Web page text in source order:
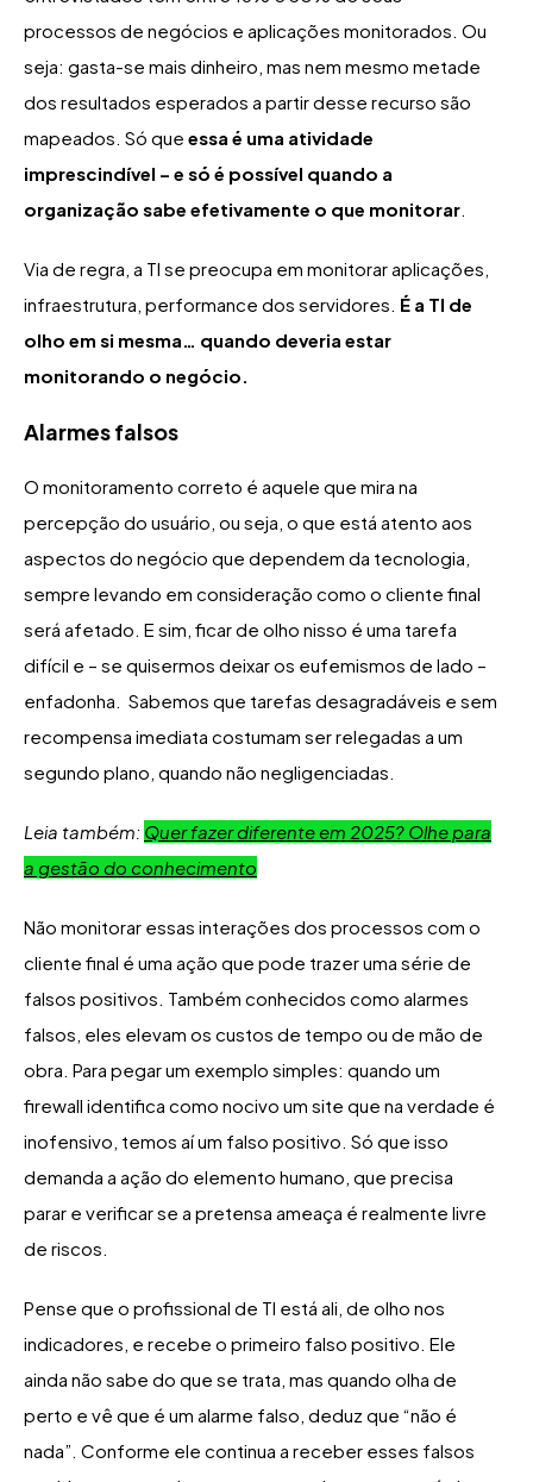
processos de negócios e aplicações monitorados. Ou
seja: gasta-se mais dinheiro, mas nem mesmo metade
dos resultados esperados a partir desse recurso são
mapeados. Só que essa é uma atividade
imprescindível – e só é possível quando a
organização sabe efetivamente o que monitorar.
Via de regra, a TI se preocupa em monitorar aplicações,
infraestrutura, performance dos servidores. É a TI de
olho em si mesma… quando deveria estar
monitorando o negócio.
Alarmes falsos
O monitoramento correto é aquele que mira na
percepção do usuário, ou seja, o que está atento aos
aspectos do negócio que dependem da tecnologia,
sempre levando em consideração como o cliente final
será afetado. E sim, ficar de olho nisso é uma tarefa
difícil e – se quisermos deixar os eufemismos de lado –
enfadonha. Sabemos que tarefas desagradáveis e sem
recompensa imediata costumam ser relegadas a um
segundo plano, quando não negligenciadas.
Leia também: Quer fazer diferente em 2025? Olhe para
a gestão do conhecimento
Não monitorar essas interações dos processos com o
cliente final é uma ação que pode trazer uma série de
falsos positivos. Também conhecidos como alarmes
falsos, eles elevam os custos de tempo ou de mão de
obra. Para pegar um exemplo simples: quando um
firewall identifica como nocivo um site que na verdade é
inofensivo, temos aí um falso positivo. Só que isso
demanda a ação do elemento humano, que precisa
parar e verificar se a pretensa ameaça é realmente livre
de riscos.
Pense que o profissional de TI está ali, de olho nos
indicadores, e recebe o primeiro falso positivo. Ele
ainda não sabe do que se trata, mas quando olha de
perto e vê que é um alarme falso, deduz que “não é
nada”. Conforme ele continua a receber esses falsos